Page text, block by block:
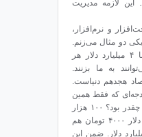
این لازمه مدیریت
و نرم‌افزار،
یکی دو مثال می‌زنم.
امریکایی‌ها تصور می‌کنند با ۴ میلیارد دلار هر
به ما بزنند.
هجدهم دنیاست.
که فقط همین
امسال دولت به مجلس برد چقدر بود؟ ۱۰۰ هزار
میلیارد تومان، یعنی اگر با دلار ۴۰۰۰ تومان هم
کنید می‌شود ۲۰۰ میلیارد دلار. ضمن این